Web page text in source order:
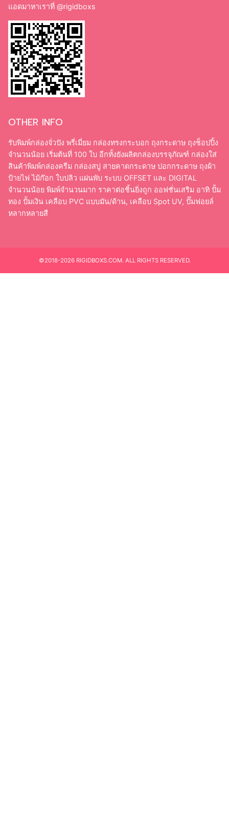
แอดมาหาเราที่ @rigidboxs
OTHER INFO
รับพิมพ์กล่องจั่วปัง พรี่เมี่ยม กล่องทรงกระบอก ถุงกระดาษ ถุงช็อปปิ้ง
จำนวนน้อย เริ่มต้นที่ 100 ใบ อีกทั้งยังผลิตกล่องบรรจุภัณฑ์ กล่องใส่
สินค้าพิมพ์กล่องครีม กล่องสบู่ สายคาดกระดาษ ปอกกระดาษ ถุงผ้า
ป้ายไฟ ไม้ก๊อก ใบปลิว แผ่นพับ ระบบ OFFSET และ DIGITAL
จำนวนน้อย พิมพ์จำนวนมาก ราคาต่อชิ้นยิ่งถูก ออฟชั่นเสริม อาทิ ปั้ม
ทอง ปั้มเงิน เคลือบ PVC แบบมัน/ด้าน, เคลือบ Spot UV, ปั๊มฟอยล์
หลากหลายสี
©2018-2026 RIGIDBOXS.COM. ALL RIGHTS RESERVED.